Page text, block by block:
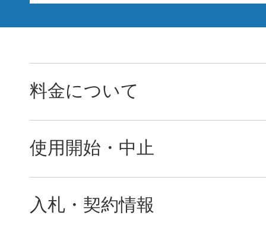
料金について
使用開始・中止
入札・契約情報